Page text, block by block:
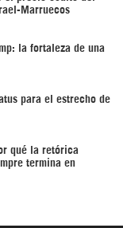
Marruecos
la fortaleza de una
para el estrecho de
qué la retórica
termina en